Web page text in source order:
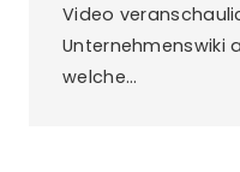
Video
Unternehmenswiki
welche…